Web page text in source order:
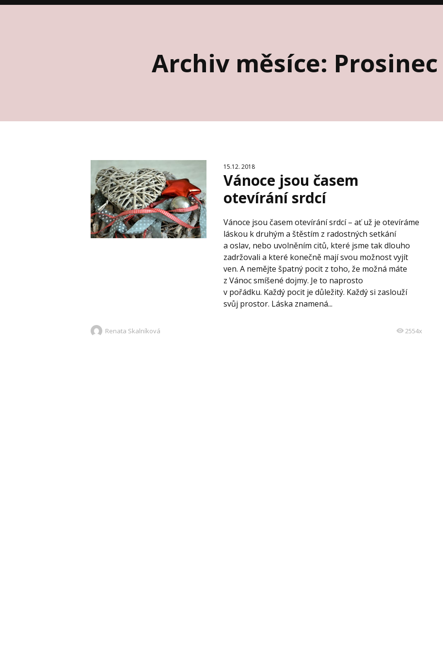
Archiv měsíce: Prosinec
15.12. 2018
Vánoce jsou časem
otevírání srdcí
Vánoce jsou časem otevírání srdcí – ať už je otevíráme
láskou k druhým a štěstím z radostných setkání
a oslav, nebo uvolněním citů, které jsme tak dlouho
zadržovali a které konečně mají svou možnost vyjít
ven. A nemějte špatný pocit z toho, že možná máte
z Vánoc smíšené dojmy. Je to naprosto
v pořádku. Každý pocit je důležitý. Každý si zaslouží
svůj prostor. Láska znamená...
Renata Skalníková 2554x